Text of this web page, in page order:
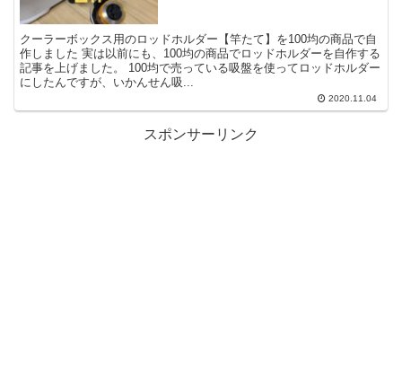
クーラーボックス用のロッドホルダー【竿たて】を100均の商品で自
作しました 実は以前にも、100均の商品でロッドホルダーを自作する
記事を上げました。 100均で売っている吸盤を使ってロッドホルダー
にしたんですが、いかんせん吸...
2020.11.04
スポンサーリンク